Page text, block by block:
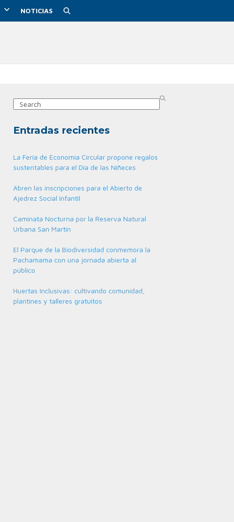
NOTICIAS
Search
Entradas recientes
La Feria de Economía Circular propone regalos
sustentables para el Día de las Niñeces
Abren las inscripciones para el Abierto de
Ajedrez Social Infantil
Caminata Nocturna por la Reserva Natural
Urbana San Martín
El Parque de la Biodiversidad conmemora la
Pachamama con una jornada abierta al
público
Huertas Inclusivas: cultivando comunidad,
plantines y talleres gratuitos